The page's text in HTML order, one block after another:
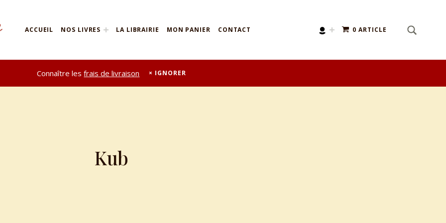
ACCUEIL NOS LIVRES LA LIBRAIRIE MON PANIER CONTACT 0 ARTICLE Search for:
Connaître lesfrais de livraison IGNORER
Kub